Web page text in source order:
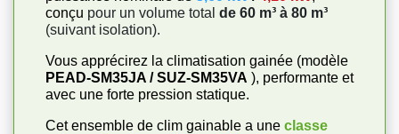
conçu pour un volume total de 60 m³ à 80 m³
(suivant isolation).
Vous apprécirez la climatisation gainée (modèle
PEAD-SM35JA / SUZ-SM35VA ), performante et
avec une forte pression statique.
Cet ensemble de clim gainable a une classe